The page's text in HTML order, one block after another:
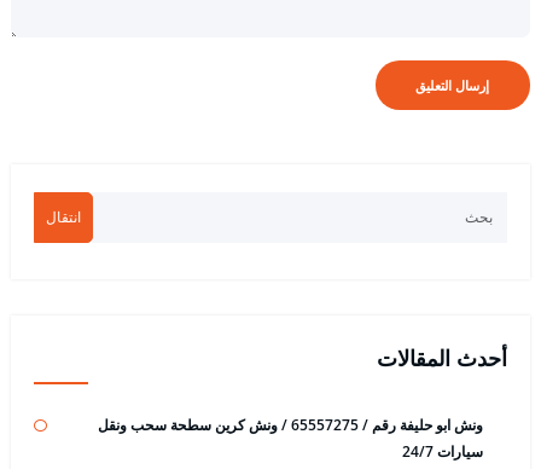
انتقال
أحدث المقالات
ونش ابو حليفة رقم / 65557275 / ونش كرين سطحة سحب ونقل
سيارات 24/7